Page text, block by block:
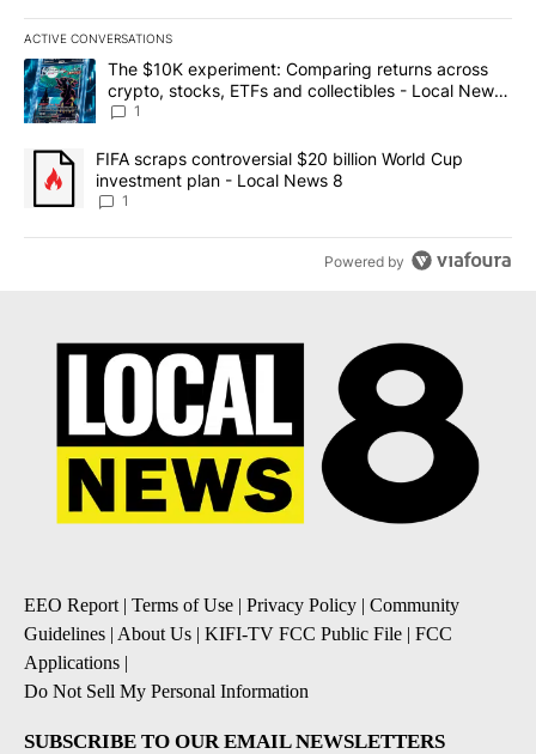
ACTIVE CONVERSATIONS
The following is a list of the most commented articles in the last
A trending article titled "The $10K experiment: Comparing
The $10K experiment: Comparing returns across
crypto, stocks, ETFs and collectibles - Local News
8
1
A trending article titled "FIFA scraps controversial $20 billion
FIFA scraps controversial $20 billion World Cup
investment plan - Local News 8
1
Powered by
EEO Report | Terms of Use | Privacy Policy | Community
Guidelines | About Us | KIFI-TV FCC Public File | FCC
Applications |
Do Not Sell My Personal Information
SUBSCRIBE TO OUR EMAIL NEWSLETTERS